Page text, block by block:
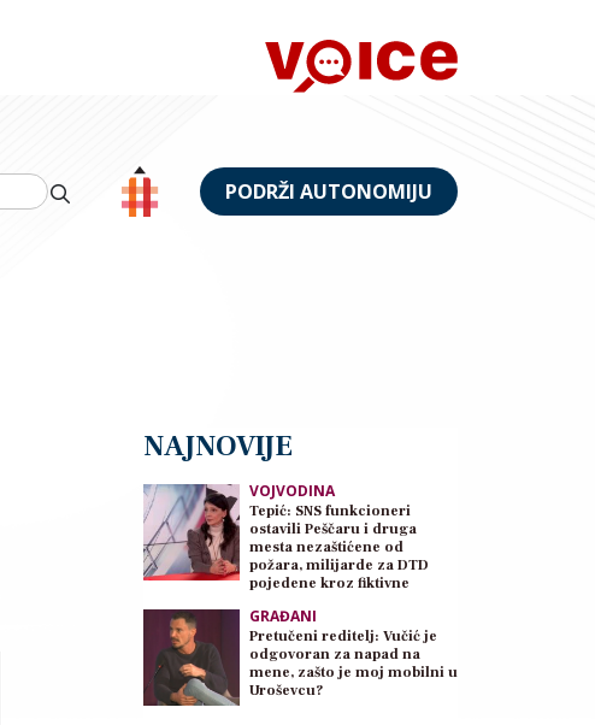
PODRŽI AUTONOMIJU
NAJNOVIJE
VOJVODINA
Tepić: SNS funkcioneri
ostavili Peščaru i druga
mesta nezaštićene od
požara, milijarde za DTD
pojedene kroz fiktivne
GRAĐANI
Pretučeni reditelj: Vučić je
odgovoran za napad na
mene, zašto je moj mobilni u
Uroševcu?